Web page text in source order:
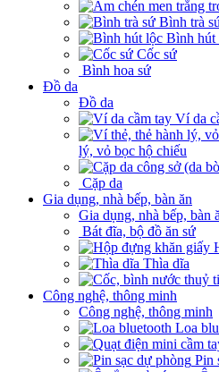
Bình trà
Bình hút
Cốc sứ
Bình hoa sứ
Đồ da
Đồ da
Ví da
lý, vỏ bọc hộ chiếu
Cặp da
Gia dụng, nhà bếp, bàn ăn
Gia dụng, nhà bếp, bàn
Bát đĩa, bộ đồ ăn sứ
Thìa dĩa
Công nghệ, thông minh
Công nghệ, thông minh
Loa
Pin